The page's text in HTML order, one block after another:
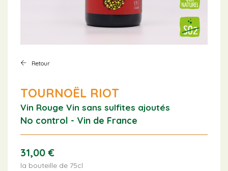
Retour
TOURNOËL RIOT
Vin Rouge Vin sans sulfites ajoutés
No control - Vin de France
31,00€
la bouteille de 75cl